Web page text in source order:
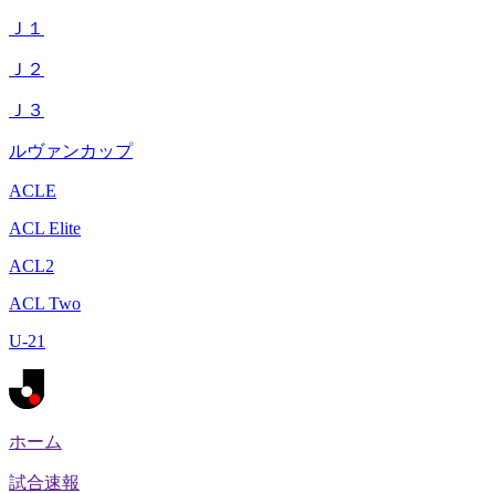
Ｊ１
Ｊ２
Ｊ３
ルヴァンカップ
ACLE
ACL Elite
ACL2
ACL Two
U-21
ホーム
試合速報